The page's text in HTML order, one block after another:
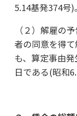
5.14基発374号)。
（２）解雇の
者の同意を得
も、算定事由
日である(昭和